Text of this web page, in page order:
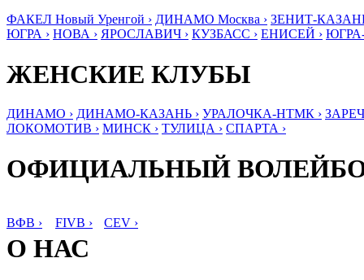
ФАКЕЛ Новый Уренгой › ДИНАМО Москва › ЗЕНИТ-
ЮГРА › НОВА › ЯРОСЛАВИЧ › КУЗБАСС › ЕНИСЕЙ ›
ЖЕНСКИЕ КЛУБЫ
ДИНАМО › ДИНАМО-КАЗАНЬ › УРАЛОЧКА-НТМК ›
ЛОКОМОТИВ › МИНСК › ТУЛИЦА › СПАРТА ›
ОФИЦИАЛЬНЫЙ
ВФВ › FIVB › CEV ›
О НАС